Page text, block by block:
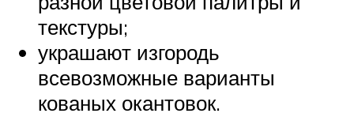
текстуры;
украшают изгородь
всевозможные варианты
кованых окантовок.